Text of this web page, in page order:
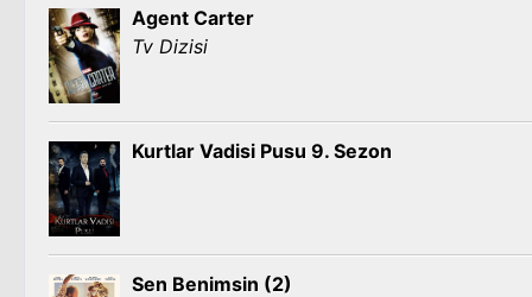
Agent Carter
Tv Dizisi
Kurtlar Vadisi Pusu 9. Sezon
Sen Benimsin (2)